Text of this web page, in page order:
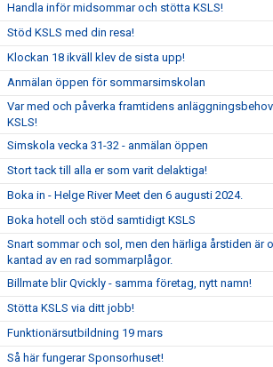
Handla inför midsommar och stötta KSLS!
Stöd KSLS med din resa!
Klockan 18 ikväll klev de sista upp!
Anmälan öppen för sommarsimskolan
Var med och påverka framtidens
KSLS!
Simskola vecka 31-32 - anmälan öppen
Stort tack till alla er som varit delaktiga!
Boka in - Helge River Meet den 6 augusti 2024.
Boka hotell och stöd samtidigt KSLS
Snart sommar och sol, men den härliga årstiden är
kantad av en rad sommarplågor.
Billmate blir Qvickly - samma företag, nytt namn!
Stötta KSLS via ditt jobb!
Funktionärsutbildning 19 mars
Så här fungerar Sponsorhuset!